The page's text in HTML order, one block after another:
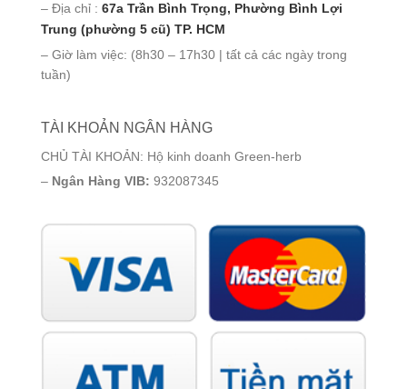
– Địa chỉ : 67a Trần Bình Trọng, Phường Bình Lợi
Trung (phường 5 cũ) TP. HCM
– Giờ làm việc: (8h30 – 17h30 | tất cả các ngày trong
tuần)
TÀI KHOẢN NGÂN HÀNG
CHỦ TÀI KHOẢN: Hộ kinh doanh Green-herb
– Ngân Hàng VIB: 932087345